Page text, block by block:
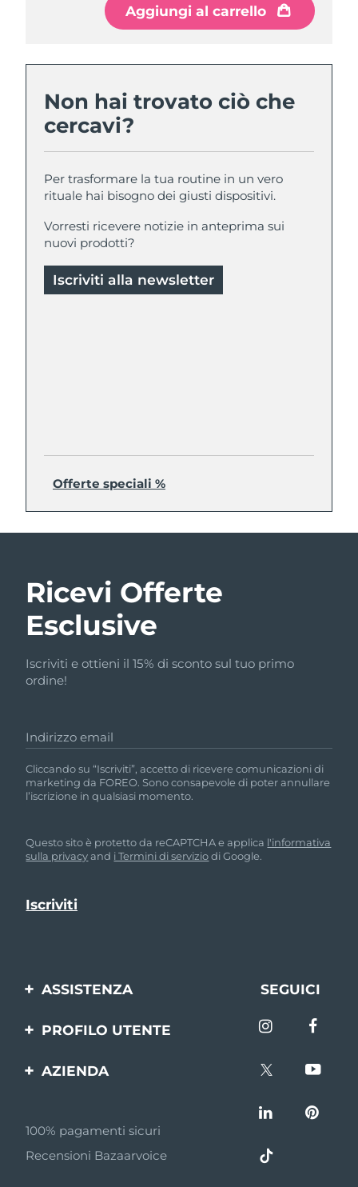
Aggiungi al carrello
Non hai trovato ciò che
cercavi?
Per trasformare la tua routine in un vero
rituale hai bisogno dei giusti dispositivi.
Vorresti ricevere notizie in anteprima sui
nuovi prodotti?
Iscriviti alla newsletter
Offerte speciali %
Ricevi Offerte
Esclusive
Iscriviti e ottieni il 15% di sconto sul tuo primo
ordine!
Indirizzo email
Cliccando su “Iscriviti”, accetto di ricevere comunicazioni di
marketing da FOREO. Sono consapevole di poter annullare
l’iscrizione in qualsiasi momento.
Questo sito è protetto da reCAPTCHA e applica l'informativa
sulla privacyand i Termini di serviziodi Google.
ASSISTENZA
Contattaci
batteria
SEGUICI
PROFILO UTENTE
prodotto
AZIENDA
Affiliazione
Notizie di affiliazione
100% pagamenti sicuri
Recensioni Bazaarvoice